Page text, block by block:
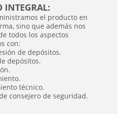
INTEGRAL:
el producto en
sino que además nos
todos los aspectos
con:
de depósitos.
depósitos.
técnico.
consejero de seguridad.